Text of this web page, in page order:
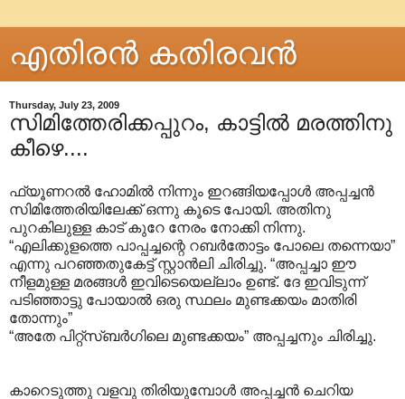
എതിരന്‍ കതിരവന്‍
Thursday, July 23, 2009
സിമിത്തേരിക്കപ്പുറം, കാട്ടിൽ മരത്തിനു
കീഴെ....
ഫ്യൂണറൽ ഹോമിൽ നിന്നും ഇറങ്ങിയപ്പോൾ അപ്പച്ചൻ
സിമിത്തേരിയിലേക്ക് ഒന്നു കൂടെ പോയി. അതിനു
പുറകിലുള്ള കാട് കുറേ നേരം നോക്കി നിന്നു.
“എലിക്കുളത്തെ പാപ്പച്ചന്റെ റബർതോട്ടം പോലെ തന്നെയാ”
എന്നു പറഞ്ഞതുകേട്ട് സ്റ്റാൻലി ചിരിച്ചു. “അപ്പച്ചാ ഈ
നീളമുള്ള മരങ്ങൾ ഇവിടെയെല്ലാം ഉണ്ട്. ദേ ഇവിടുന്ന്
പടിഞ്ഞാട്ടു പോയാൽ ഒരു സ്ഥലം മുണ്ടക്കയം മാതിരി
തോന്നും”
“അതേ പിറ്റ്സ്ബർഗിലെ മുണ്ടക്കയം” അപ്പച്ചനും ചിരിച്ചു.
കാറെടുത്തു വളവു തിരിയുമ്പോൾ അപ്പച്ചൻ ചെറിയ